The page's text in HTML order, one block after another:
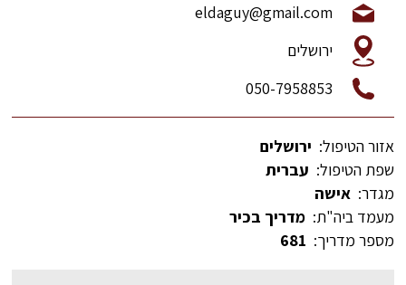
eldaguy@gmail.com
ירושלים
050-7958853
אזור הטיפול: ירושלים
שפת הטיפול: עברית
מגדר: אישה
מעמד ביה"ת: מדריך בכיר
מספר מדריך: 681